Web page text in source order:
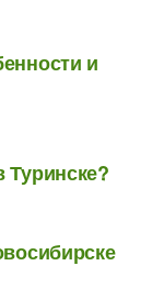
и
Туринске?